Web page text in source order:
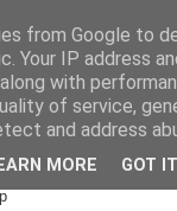
Brain
from Google to
Your IP address
with
of service,
and address
MORE GOT IT